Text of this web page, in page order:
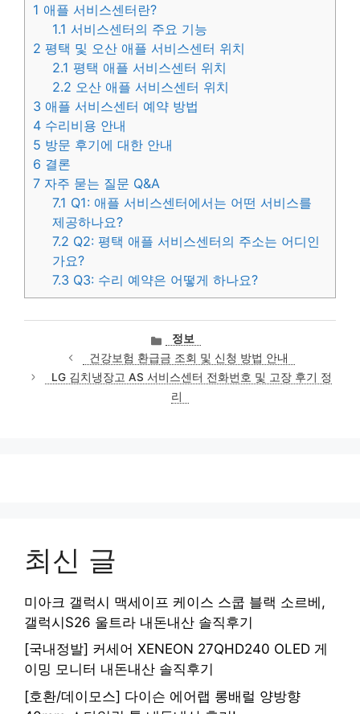
1 애플 서비스센터란?
1.1 서비스센터의 주요 기능
2 평택 및 오산 애플 서비스센터 위치
2.1 평택 애플 서비스센터 위치
2.2 오산 애플 서비스센터 위치
3 애플 서비스센터 예약 방법
4 수리비용 안내
5 방문 후기에 대한 안내
6 결론
7 자주 묻는 질문 Q&A
7.1 Q1: 애플 서비스센터에서는 어떤 서비스를
제공하나요?
7.2 Q2: 평택 애플 서비스센터의 주소는 어디인
가요?
7.3 Q3: 수리 예약은 어떻게 하나요?
카
테
고
리
정보
건강보험 환급금 조회 및 신청 방법 안내
LG 김치냉장고 AS 서비스센터 전화번호 및 고장 후기 정
리
최신 글
미아크 갤럭시 맥세이프 케이스 스쿱 블랙 소르베,
갤럭시S26 울트라 내돈내산 솔직후기
[국내정발] 커세어 XENEON 27QHD240 OLED 게
이밍 모니터 내돈내산 솔직후기
[호환/데이모스] 다이슨 에어랩 롱배럴 양방향